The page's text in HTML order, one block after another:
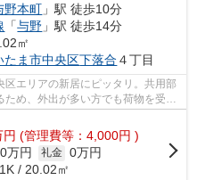
野本町 」駅 徒歩10分
「与野 」駅 徒歩14分
㎡
たま市中央区下落合 ４丁目
区エリアの新居にピッタリ。共用部
め、外出が多い方でも荷物を受け
円 (管理費等：4,000円 )
0万円 礼金 0万円
/ 20.02㎡